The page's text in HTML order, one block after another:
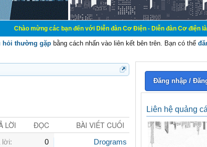
các bạn đến với Diễn đàn Cơ Điện - Diễn đàn Cơ điện là nơi chia
hỏi thường gặp bằng cách nhấn vào liên kết bên trên. Bạn có thể
LỜI ĐỌC BÀI VIẾT CUỐI
lời: 0 Drograms
Đăng nhập /
Liên hệ quảng